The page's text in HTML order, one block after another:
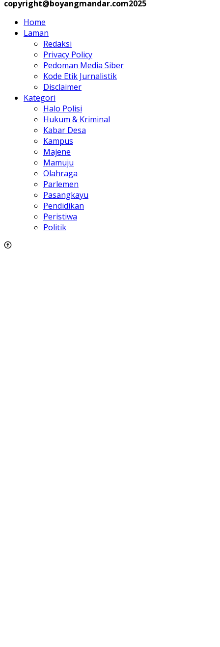
copyright@boyangmandar.com2025
Home
Laman
Redaksi
Privacy Policy
Pedoman Media Siber
Kode Etik Jurnalistik
Disclaimer
Kategori
Halo Polisi
Hukum & Kriminal
Kabar Desa
Kampus
Majene
Mamuju
Olahraga
Parlemen
Pasangkayu
Pendidikan
Peristiwa
Politik